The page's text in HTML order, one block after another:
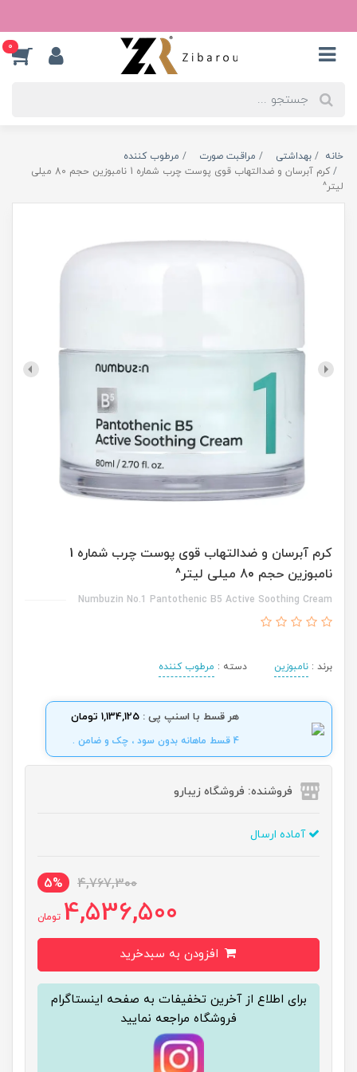
0
خانه بهداشتی مراقبت صورت
مرطوب کننده
کرم آبرسان و ضدالتهاب قوی پوست چرب شماره 1 نامبوزین حجم 80 میلی
لیتر^
کرم آبرسان و ضدالتهاب قوی پوست چرب شماره 1
نامبوزین حجم 80 میلی لیتر^
Numbuzin No.1 Pantothenic B5 Active Soothing Cream
برند : نامبوزین دسته : مرطوب کننده
هر قسط با اسنپ پی : 1,134,125 تومان
4 قسط ماهانه بدون سود ، چک و ضامن .
فروشنده: فروشگاه زیبارو
آماده ارسال
4,767,300
5%
4,536,500 تومان
برای اطلاع از آخرین تخفیفات به صفحه اینستاگرام
فروشگاه مراجعه نمایید